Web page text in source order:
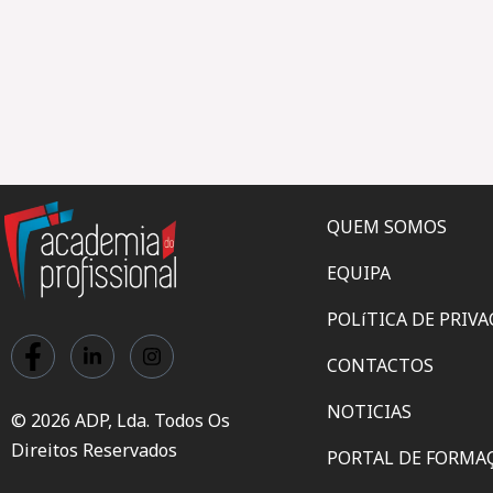
© 2026 ADP, Lda. Todos Os
Direitos Reservados
QUEM SOMOS
EQUIPA
POLíTICA DE
CONTACTOS
NOTICIAS
PORTAL DE